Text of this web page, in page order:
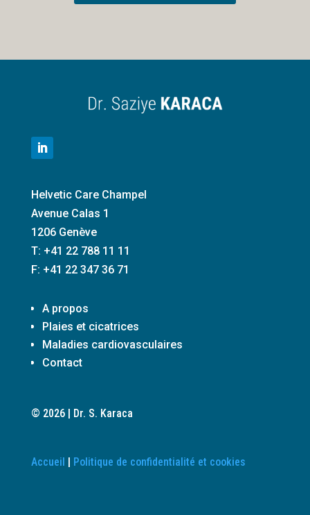
Helvetic Care Champel
Avenue Calas 1
1206 Genève
T: +41 22 788 11 11
F: +41 22 347 36 71
A propos
Plaies et cicatrices
Maladies cardiovasculaires
Contact
© 2026 | Dr. S. Karaca
Accueil | Politique de confidentialité et cookies